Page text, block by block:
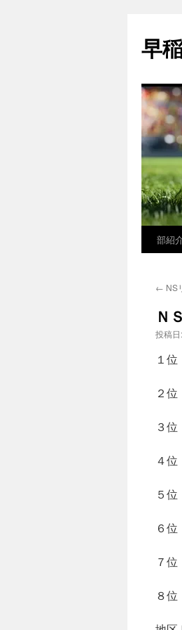
テ
へ
ス
キ
ッ
プ
早
部紹
← NS
Ｎ
投稿日:
１
２
３
４
５
６
７
８